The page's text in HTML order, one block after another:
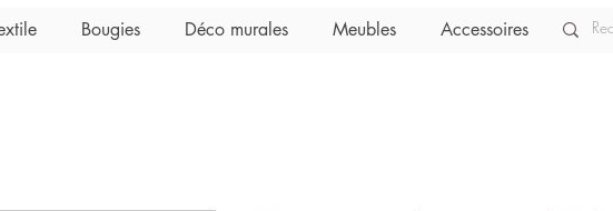
Bougies Déco murales Meubles Accessoires